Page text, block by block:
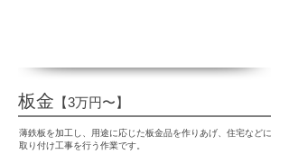
薄鉄板を加工し、用途に応じた板金品を作りあげ、住宅などに
取り付け工事を行う作業です。
板金 【3万円〜】